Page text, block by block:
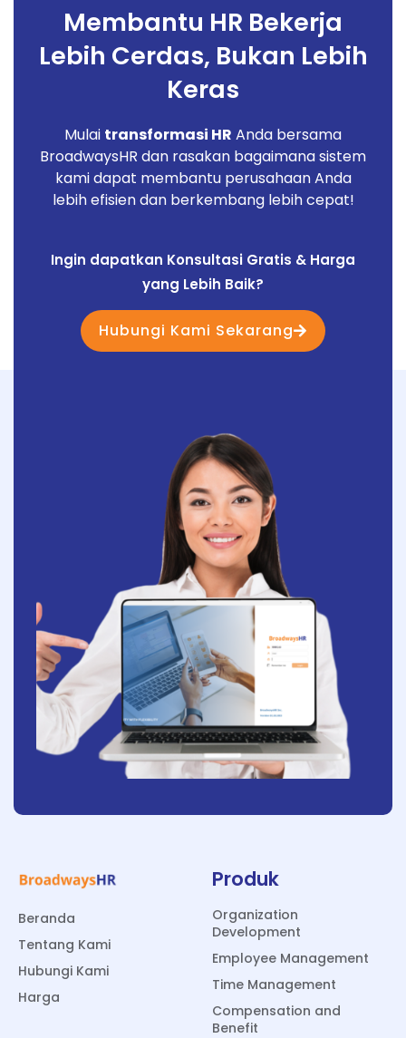
Membantu HR Bekerja
Lebih Cerdas, Bukan Lebih
Keras
Mulai transformasi HR Anda bersama
BroadwaysHR dan rasakan bagaimana sistem
kami dapat membantu perusahaan Anda
lebih efisien dan berkembang lebih cepat!
Ingin dapatkan Konsultasi Gratis & Harga
yang Lebih Baik?
Hubungi Kami Sekarang
Beranda
Tentang Kami
Hubungi Kami
Harga
Produk
Organization
Development
Employee Management
Time Management
Compensation and
Benefit